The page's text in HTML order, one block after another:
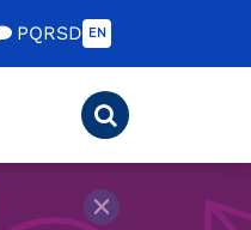
PQRSD EN